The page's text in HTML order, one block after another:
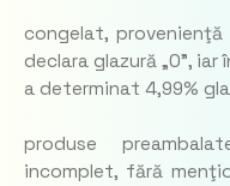
congelat,
declara glazură „0”,
a determinat 4,99%
produse
incomplet, fără